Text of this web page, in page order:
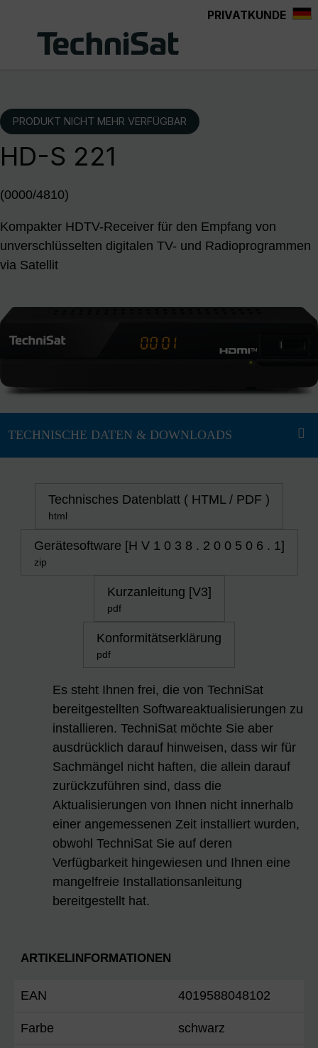
PRIVATKUNDE
PRODUKT NICHT MEHR VERFÜGBAR
HD-S 221
(0000/4810)
Kompakter HDTV-Receiver für den Empfang von
unverschlüsselten digitalen TV- und Radioprogrammen
via Satellit
Technisches Datenblatt ( HTML / PDF )
html
Gerätesoftware [H V 1 0 3 8 . 2 0 0 5 0 6 . 1]
zip
Kurzanleitung [V3]
pdf
Konformitätserklärung
pdf
Es steht Ihnen frei, die von TechniSat
bereitgestellten Softwareaktualisierungen zu
installieren. TechniSat möchte Sie aber
ausdrücklich darauf hinweisen, dass wir für
Sachmängel nicht haften, die allein darauf
zurückzuführen sind, dass die
Aktualisierungen von Ihnen nicht innerhalb
einer angemessenen Zeit installiert wurden,
obwohl TechniSat Sie auf deren
Verfügbarkeit hingewiesen und Ihnen eine
mangelfreie Installationsanleitung
bereitgestellt hat.
ARTIKELINFORMATIONEN
EAN 4019588048102
Farbe schwarz